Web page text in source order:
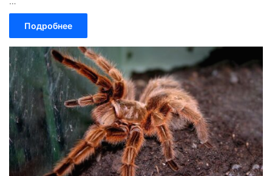
Подробнее